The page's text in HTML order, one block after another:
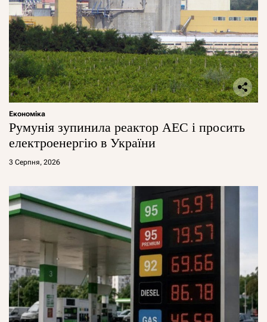
Економіка
Румунія зупинила реактор АЕС і просить
електроенергію в України
3 Серпня, 2026